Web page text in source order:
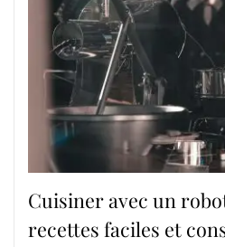
Cuisiner avec un
recettes faciles et